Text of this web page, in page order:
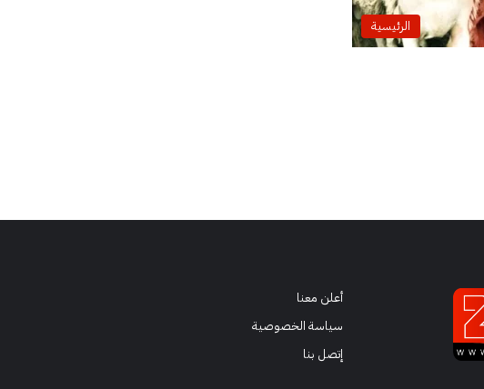
الرئيسية
أعلن معنا
سياسة الخصوصية
إتصل بنا